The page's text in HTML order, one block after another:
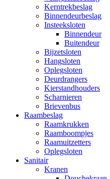
Kerntrekbeslag
Binnendeurbeslag
Insteeksloten
Binnendeur
Buitendeur
Bijzetsloten
Hangsloten
Oplegsloten
Deurdrangers
Kierstandhouders
Scharnieren
Brievenbus
Raambeslag
Raamkrukken
Raamboompjes
Raamuitzetters
Oplegsloten
Sanitair
Kranen